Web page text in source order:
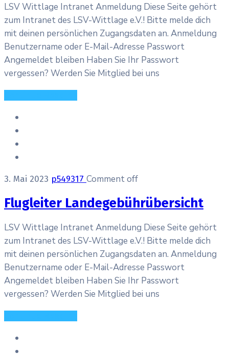
LSV Wittlage Intranet Anmeldung Diese Seite gehört
zum Intranet des LSV-Wittlage e.V.! Bitte melde dich
mit deinen persönlichen Zugangsdaten an. Anmeldung
Benutzername oder E-Mail-Adresse Passwort
Angemeldet bleiben Haben Sie Ihr Passwort
vergessen? Werden Sie Mitglied bei uns
3. Mai 2023 p549317 Comment off
Flugleiter Landegebührübersicht
LSV Wittlage Intranet Anmeldung Diese Seite gehört
zum Intranet des LSV-Wittlage e.V.! Bitte melde dich
mit deinen persönlichen Zugangsdaten an. Anmeldung
Benutzername oder E-Mail-Adresse Passwort
Angemeldet bleiben Haben Sie Ihr Passwort
vergessen? Werden Sie Mitglied bei uns